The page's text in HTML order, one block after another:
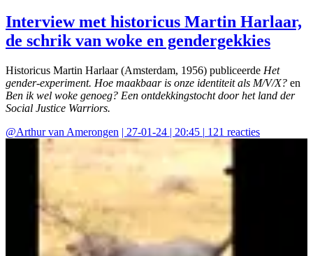
Interview met historicus Martin Harlaar,
de schrik van woke en gendergekkies
Historicus Martin Harlaar (Amsterdam, 1956) publiceerde Het
gender-experiment. Hoe maakbaar is onze identiteit als M/V/X? en
Ben ik wel woke genoeg? Een ontdekkingstocht door het land der
Social Justice Warriors.
@Arthur van Amerongen | 27-01-24 | 20:45 | 121 reacties